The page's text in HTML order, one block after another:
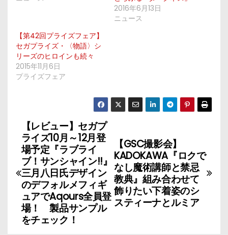
2016年6月13日
ニュース
【第42回プライズフェア】
セガプライズ・〈物語〉シ
リーズのヒロインも続々
2015年11月6日
プライズフェア
投
稿
ナ
ビ
ゲ
【GSC撮影会】
KADOKAWA『ロクで
なし魔術講師と禁忌
教典』組み合わせて
飾りたい下着姿のシ
スティーナとルミア
【レビュー】セガプ
ライズ10月～12月登
場予定『ラブライ
ブ！サンシャイン!!』
三月八日氏デザイン
のデフォルメフィギ
ュアでAqours全員登
場！ 製品サンプル
をチェック！